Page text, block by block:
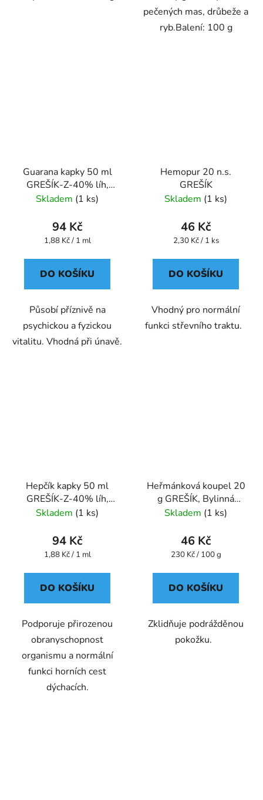
pečených mas, drůbeže a
ryb.Balení: 100 g
Guarana kapky 50 ml
GREŠÍK-Z-40% líh,
Bylinné kapky
Skladem (1 ks)
94 Kč
Měrná
1,88 Kč / 1 ml
DO KOŠÍKU
Působí příznivě na
psychickou a fyzickou
vitalitu. Vhodná při únavě.
Hemopur 20 n.s.
GREŠÍK
Skladem (1 ks)
46 Kč
Měrná
2,30 Kč / 1 ks
DO KOŠÍKU
Vhodný pro normální
funkci střevního traktu.
Hepčík kapky 50 ml
GREŠÍK-Z-40% líh,
Devatero bylin kapky
Skladem (1 ks)
94 Kč
Měrná
1,88 Kč / 1 ml
DO KOŠÍKU
Podporuje přirozenou
obranyschopnost
organismu a normální
funkci horních cest
dýchacích.
Heřmánková koupel 20
g GREŠÍK, Bylinná
koupel
Skladem (1 ks)
46 Kč
Měrná
230 Kč / 100 g
DO KOŠÍKU
Zklidňuje podrážděnou
pokožku.